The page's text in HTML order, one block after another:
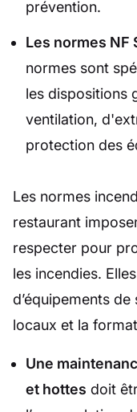
prévention.
Les normes NF
normes sont
les dispositions
ventilation,
protection des
Les normes
restaurant
respecter pour
les incendies.
d’équipements de
locaux et la
Une
et hottes doit